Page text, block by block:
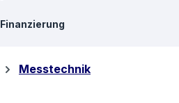
Finanzierung
Messtechnik